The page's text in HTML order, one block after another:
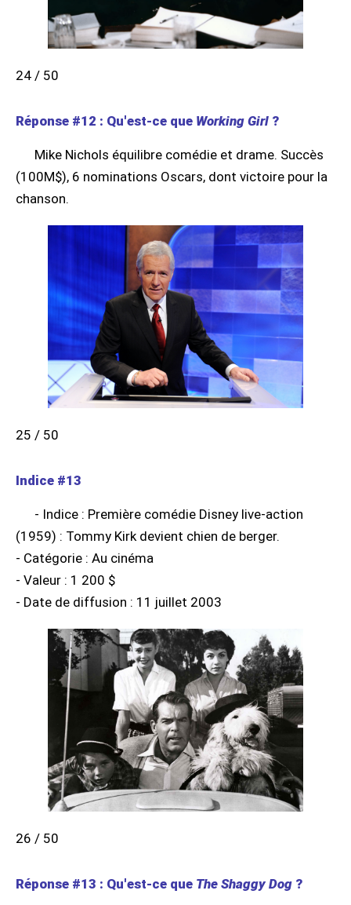
24 / 50
Réponse #12 : Qu'est-ce que Working Girl ?
Mike Nichols équilibre comédie et drame. Succès
(100M$), 6 nominations Oscars, dont victoire pour la
chanson.
25 / 50
Indice #13
- Indice : Première comédie Disney live-action
(1959) : Tommy Kirk devient chien de berger.
- Catégorie : Au cinéma
- Valeur : 1 200 $
- Date de diffusion : 11 juillet 2003
26 / 50
Réponse #13 : Qu'est-ce que The Shaggy Dog ?